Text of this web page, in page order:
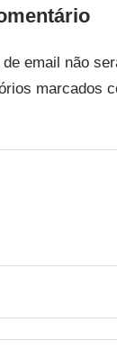
email não
marcados